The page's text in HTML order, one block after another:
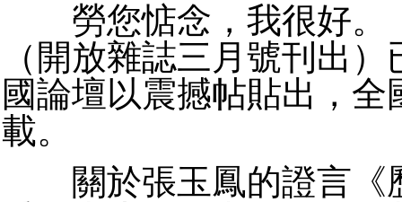
勞您惦念，我很好。
（開放雜誌三月號刊出
國論壇以震撼帖貼出，全
載。
關於張玉鳳的證言《